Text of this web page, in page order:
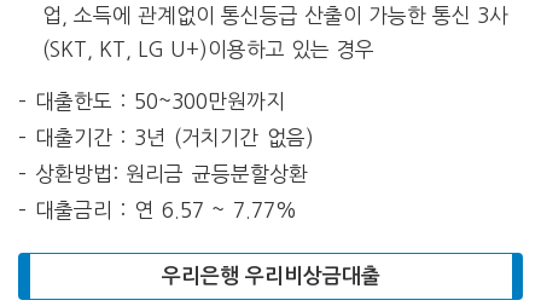
업, 소득에 관계없이 통신등급 산출이 가능한 통신 3사
(SKT, KT, LG U+)이용하고 있는 경우
– 대출한도 : 50~300만원까지
– 대출기간 : 3년 (거치기간 없음)
– 상환방법: 원리금 균등분할상환
– 대출금리 : 연 6.57 ~ 7.77%
우리은행 우리비상금대출